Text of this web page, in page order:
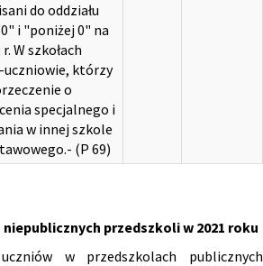
do oddziału
i "poniżej 0" na
W szkołach
którzy
o
specjalnego i
w innej szkole
(P 69)
przedszkoli w 2021 roku
w przedszkolach publicznych